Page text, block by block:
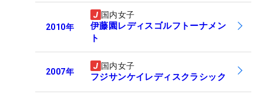
2010年
国内女子
伊藤園レディスゴルフトーナメン
ト
2007年
国内女子
フジサンケイレディスクラシック